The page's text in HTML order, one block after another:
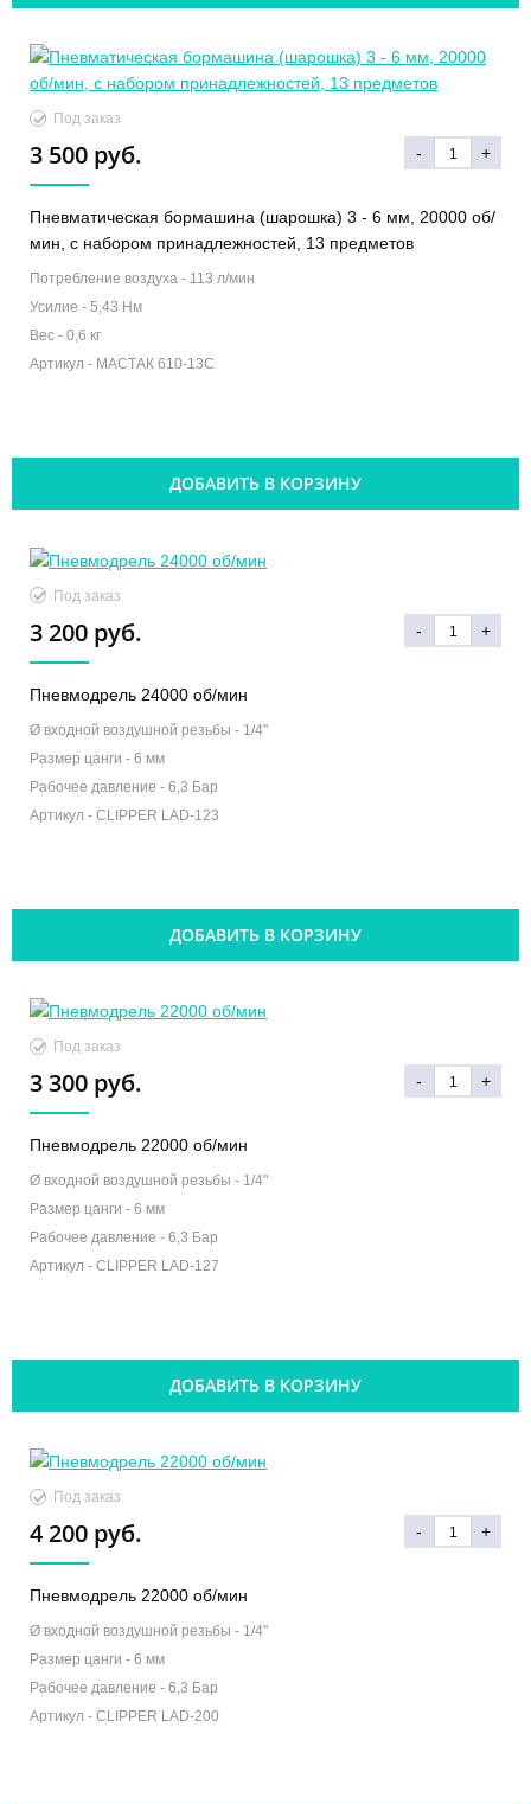
Под заказ
3 500 руб. - +
Пневматическая бормашина (шарошка) 3 - 6 мм, 20000 об/
мин, с набором принадлежностей, 13 предметов
Потребление воздуха - 113 л/мин
Усилие - 5,43 Нм
Вес - 0,6 кг
Артикул - МАСТАК 610-13C
ДОБАВИТЬ В КОРЗИНУ
Под заказ
3 200 руб. - +
Пневмодрель 24000 об/мин
Ø входной воздушной резьбы - 1/4"
Размер цанги - 6 мм
Рабочее давление - 6,3 Бар
Артикул - CLIPPER LAD-123
ДОБАВИТЬ В КОРЗИНУ
Под заказ
3 300 руб. - +
Пневмодрель 22000 об/мин
Ø входной воздушной резьбы - 1/4"
Размер цанги - 6 мм
Рабочее давление - 6,3 Бар
Артикул - CLIPPER LAD-127
ДОБАВИТЬ В КОРЗИНУ
Под заказ
4 200 руб. - +
Пневмодрель 22000 об/мин
Ø входной воздушной резьбы - 1/4"
Размер цанги - 6 мм
Рабочее давление - 6,3 Бар
Артикул - CLIPPER LAD-200